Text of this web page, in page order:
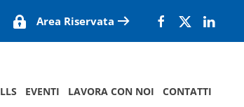
Area Riservata
EVENTI LAVORA CON NOI CONTATTI